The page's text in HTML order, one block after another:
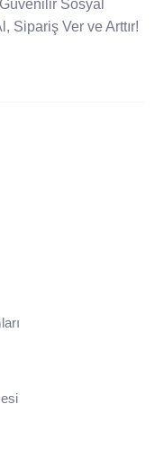
Sosyal
Sipariş Ver ve Arttır!